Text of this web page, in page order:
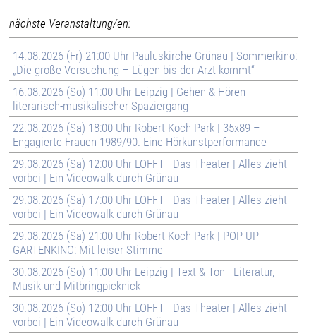
nächste Veranstaltung/en:
14.08.2026 (Fr) 21:00 Uhr Pauluskirche Grünau | Sommerkino:
„Die große Versuchung – Lügen bis der Arzt kommt“
16.08.2026 (So) 11:00 Uhr Leipzig | Gehen & Hören -
literarisch-musikalischer Spaziergang
22.08.2026 (Sa) 18:00 Uhr Robert-Koch-Park | 35x89 –
Engagierte Frauen 1989/90. Eine Hörkunstperformance
29.08.2026 (Sa) 12:00 Uhr LOFFT - Das Theater | Alles zieht
vorbei | Ein Videowalk durch Grünau
29.08.2026 (Sa) 17:00 Uhr LOFFT - Das Theater | Alles zieht
vorbei | Ein Videowalk durch Grünau
29.08.2026 (Sa) 21:00 Uhr Robert-Koch-Park | POP-UP
GARTENKINO: Mit leiser Stimme
30.08.2026 (So) 11:00 Uhr Leipzig | Text & Ton - Literatur,
Musik und Mitbringpicknick
30.08.2026 (So) 12:00 Uhr LOFFT - Das Theater | Alles zieht
vorbei | Ein Videowalk durch Grünau